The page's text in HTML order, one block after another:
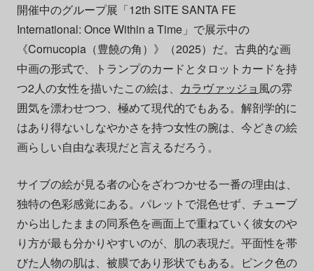
開催中のグループ展「12th SITE SANTA FE
International: Once Within a Time」で展示中の
《Cornucopia（豊饒の角）》（2025）だ。古典的な画
中画の形式で、トランプのカードとタロットカードを持
つ2人の女性を描いたこの絵は、 カラヴァッジョ風の雰
囲気を漂わせつつ、極めて現代的でもある。解剖学的に
はあり得ないしなやかさを持つ女性の腕は、今どきの絵
画らしい自由な表現だと言えるだろう。
サイブの絵が見る者の心をざわつかせる一番の理由は、
独特の色彩感覚にある。パレットで混色せず、チューブ
から出したままの同系色を画面上で重ねていく彼女のや
り方が最も分かりやすいのが、肌の表現だ。平面性を帯
びた人物の肌は、被膜であり形状でもある。ピンク色の